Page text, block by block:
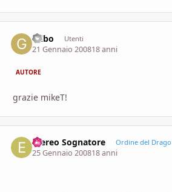
Gilbo Utenti
21 Gennaio 200818 anni
AUTORE
grazie mikeT!
Etereo Sognatore Ordine del Drago
25 Gennaio 200818 anni